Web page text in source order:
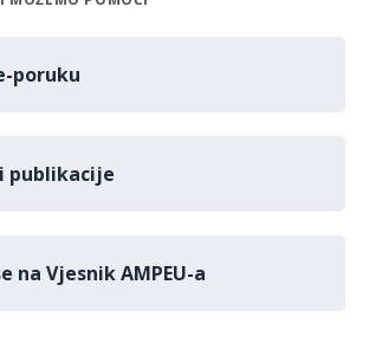
poruku
publikacije
na Vjesnik AMPEU-a